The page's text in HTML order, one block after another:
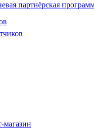
партнёрская
магазин